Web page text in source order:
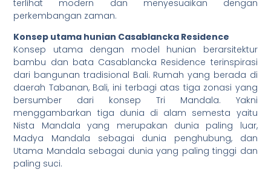
terlihat modern dan menyesuaikan dengan
perkembangan zaman.
Konsep utama hunian Casablancka Residence
Konsep utama dengan model hunian berarsitektur
bambu dan bata Casablancka Residence terinspirasi
dari bangunan tradisional Bali. Rumah yang berada di
daerah Tabanan, Bali, ini terbagi atas tiga zonasi yang
bersumber dari konsep Tri Mandala. Yakni
menggambarkan tiga dunia di alam semesta yaitu
Nista Mandala yang merupakan dunia paling luar,
Madya Mandala sebagai dunia penghubung, dan
Utama Mandala sebagai dunia yang paling tinggi dan
paling suci.